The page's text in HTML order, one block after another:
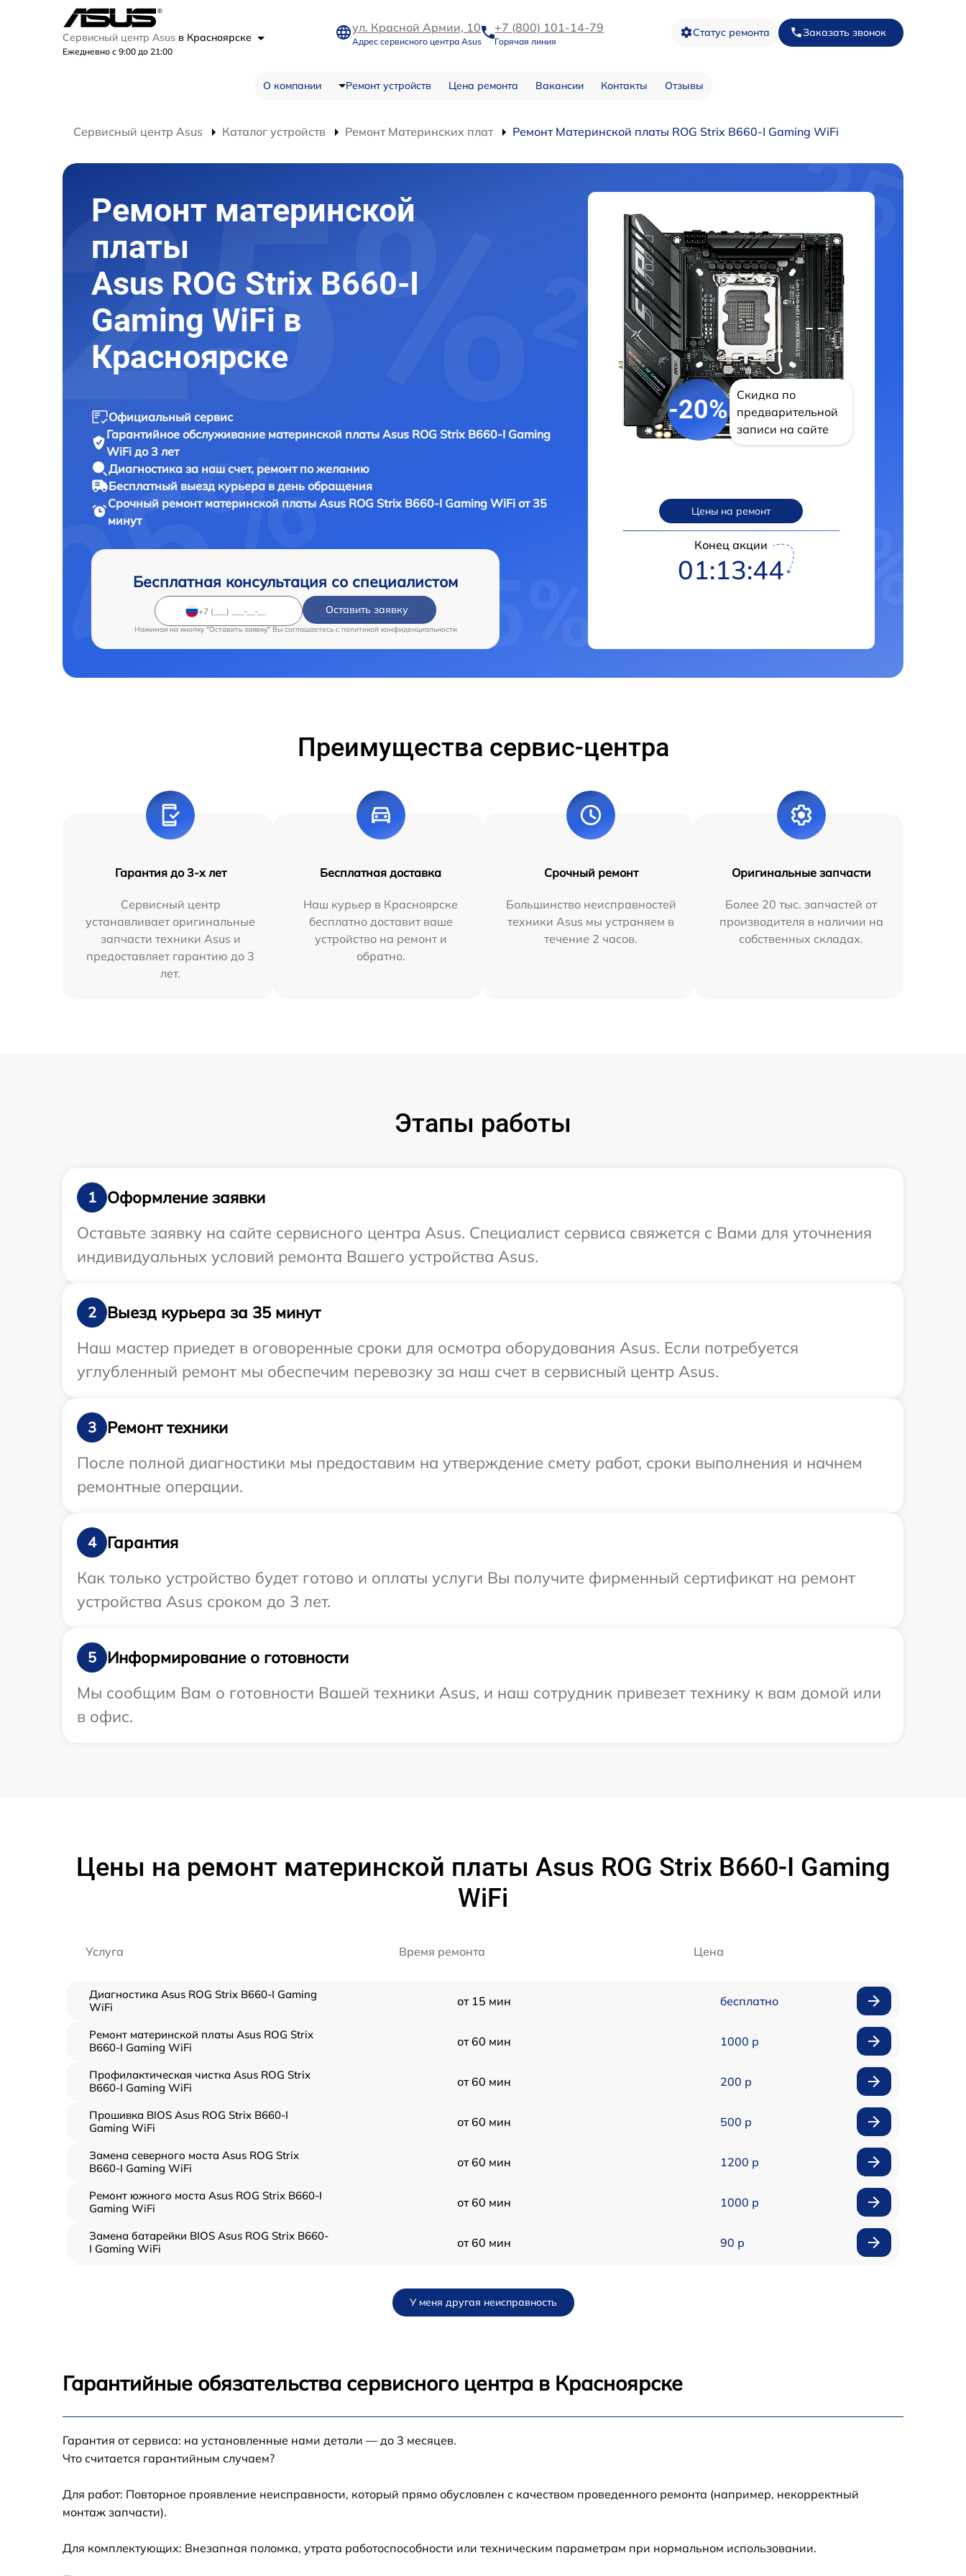
Сервисный центр Asus в Красноярске
Ежедневно с 9:00 до 21:00
ул. Красной Армии, 10
Адрес сервисного центра Asus
+7 (800) 101-14-79
Горячая линия
Статус ремонта Заказать звонок
О компании Ремонт устройств Цена ремонта Вакансии Контакты Отзывы
Сервисный центр Asus Каталог устройств Ремонт Материнских плат Ремонт Материнской платы ROG Strix B660-I Gaming WiFi
Ремонт материнской
платы
Asus ROG Strix B660-I
Gaming WiFi в
Красноярске
Официальный сервис
Гарантийное обслуживание материнской платы Asus ROG Strix B660-I Gaming
WiFi до 3 лет
Диагностика за наш счет, ремонт по желанию
Бесплатный выезд курьера в день обращения
Срочный ремонт материнской платы Asus ROG Strix B660-I Gaming WiFi от 35
минут
Бесплатная консультация со специалистом
Оставить заявку
Нажимая на кнопку "Оставить заявку" Вы соглашаетесь c политикой конфиденциальности
-20%
Скидка по
предварительной
записи на сайте
Цены на ремонт
Конец акции
01:13:43
Преимущества сервис-центра
Гарантия до 3-х лет
Сервисный центр
устанавливает оригинальные
запчасти техники Asus и
предоставляет гарантию до 3
лет.
Бесплатная доставка
Наш курьер в Красноярске
бесплатно доставит ваше
устройство на ремонт и
обратно.
Срочный ремонт
Большинство неисправностей
техники Asus мы устраняем в
течение 2 часов.
Оригинальные запчасти
Более 20 тыс. запчастей от
производителя в наличии на
собственных складах.
Этапы работы
1
Оформление заявки
Оставьте заявку на сайте сервисного центра Asus. Специалист сервиса свяжется с Вами для уточнения
индивидуальных условий ремонта Вашего устройства Asus.
2
Выезд курьера за 35 минут
Наш мастер приедет в оговоренные сроки для осмотра оборудования Asus. Если потребуется
углубленный ремонт мы обеспечим перевозку за наш счет в сервисный центр Asus.
3
Ремонт техники
После полной диагностики мы предоставим на утверждение смету работ, сроки выполнения и начнем
ремонтные операции.
4
Гарантия
Как только устройство будет готово и оплаты услуги Вы получите фирменный сертификат на ремонт
устройства Asus сроком до 3 лет.
5
Информирование о готовности
Мы сообщим Вам о готовности Вашей техники Asus, и наш сотрудник привезет технику к вам домой или
в офис.
Цены на ремонт материнской платы Asus ROG Strix B660-I Gaming
WiFi
Услуга Время ремонта Цена
Диагностика Asus ROG Strix B660-I Gaming
WiFi
от 15 мин бесплатно
Ремонт материнской платы Asus ROG Strix
B660-I Gaming WiFi
от 60 мин 1000 р
Профилактическая чистка Asus ROG Strix
B660-I Gaming WiFi
от 60 мин 200 р
Прошивка BIOS Asus ROG Strix B660-I
Gaming WiFi
от 60 мин 500 р
Замена северного моста Asus ROG Strix
B660-I Gaming WiFi
от 60 мин 1200 р
Ремонт южного моста Asus ROG Strix B660-I
Gaming WiFi
от 60 мин 1000 р
Замена батарейки BIOS Asus ROG Strix B660-
I Gaming WiFi
от 60 мин 90 р
У меня другая неисправность
Гарантийные обязательства сервисного центра в Красноярске
Гарантия от сервиса: на установленные нами детали — до 3 месяцев.
Что считается гарантийным случаем?
Для работ: Повторное проявление неисправности, который прямо обусловлен с качеством проведенного ремонта (например, некорректный
монтаж запчасти).
Для комплектующих: Внезапная поломка, утрата работоспособности или техническим параметрам при нормальном использовании.